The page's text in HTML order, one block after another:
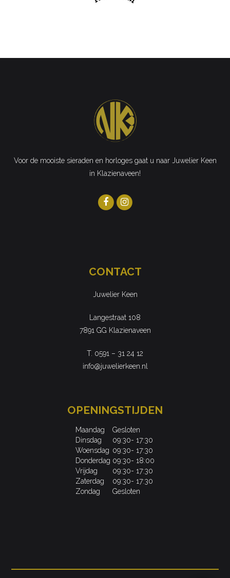
Voor de mooiste sieraden en horloges gaat u naar Juwelier Keen
in Klazienaveen!
CONTACT
Juwelier Keen
Langestraat 108
7891 GG Klazienaveen
T. 0591 – 31 24 12
info@juwelierkeen.nl
OPENINGSTIJDEN
Maandag
Gesloten
Dinsdag
09:30- 17:30
Woensdag 09:30- 17:30
Donderdag 09:30- 18:00
Vrijdag
09:30- 17:30
Zaterdag
09:30- 17:30
Zondag
Gesloten